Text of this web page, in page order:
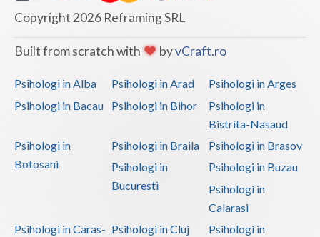
Terapie suportiva pentru persoane dependente de...
Copyright 2026 Reframing SRL
Built from scratch with byvCraft.ro
Psihologi in Alba Psihologi in Arad
Psihologi in Arges
Psihologi in Bacau
Psihologi in Bihor
Psihologi in
Bistrita-Nasaud
Psihologi in
Botosani
Psihologi in Braila
Psihologi in Brasov
Psihologi in
Bucuresti
Psihologi in Buzau
Psihologi in
Calarasi
Psihologi in Caras- Psihologi in Cluj
Psihologi in